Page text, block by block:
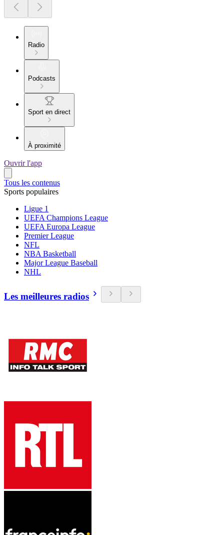
Radio
Podcasts
Sport en direct
À proximité
Ouvrir l'app
Tous les contenus
Sports populaires
Ligue 1
UEFA Champions League
UEFA Europa League
Premier League
NFL
NBA Basketball
Major League Baseball
NHL
Les meilleures radios